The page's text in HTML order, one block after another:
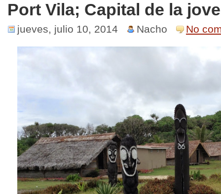
Port Vila; Capital de la
jueves, julio 10, 2014 Nacho No